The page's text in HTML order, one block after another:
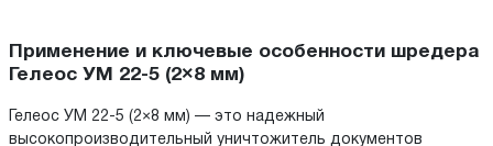
Применение и ключевые особенности шредера
Гелеос УМ 22-5 (2×8 мм)
Гелеос УМ 22-5 (2×8 мм) — это надежный
высокопроизводительный уничтожитель документов